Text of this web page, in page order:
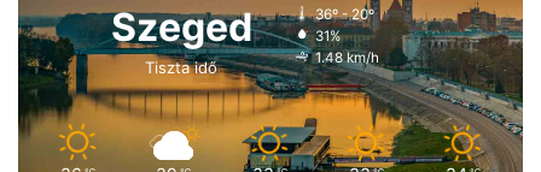
Szeged
Tiszta idő
36º - 20º
31%
1.48 km/h